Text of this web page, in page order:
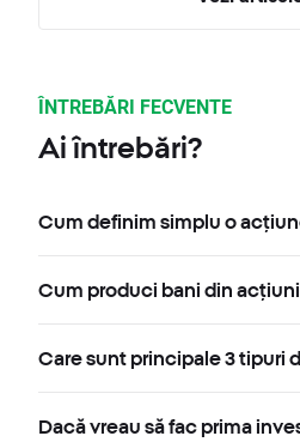
ÎNTREBĂRI FECVENTE
Ai întrebări?
Cum definim simplu o
Cum produci bani din
Care sunt principale 3 tipuri
Dacă vreau să fac prima